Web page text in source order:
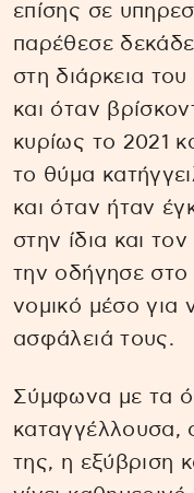
επίσης σε
παρέθεσε
στη διάρκεια
και όταν
κυρίως το 2021
το θύμα
και όταν ήταν
στην ίδια και
την οδήγησε στο
νομικό μέσο για
ασφάλειά τους.
Σύμφωνα με τα
καταγγέλλουσα,
της, η εξύβριση